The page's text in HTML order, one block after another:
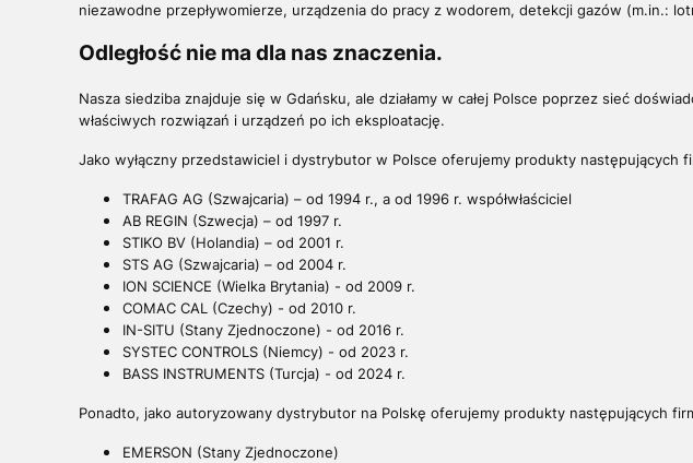
niezawodne przepływomierze, urządzenia do pracy z wodorem, detekcji gazów (m.in.:
Odległość nie ma dla nas znaczenia.
Nasza siedziba znajduje się w Gdańsku, ale działamy w całej Polsce poprzez sieć
właściwych rozwiązań i urządzeń po ich eksploatację.
Jako wyłączny przedstawiciel i dystrybutor w Polsce oferujemy produkty następujących
TRAFAG AG (Szwajcaria) – od 1994 r., a od 1996 r. współwłaściciel
AB REGIN (Szwecja) – od 1997 r.
STIKO BV (Holandia) – od 2001 r.
STS AG (Szwajcaria) – od 2004 r.
ION SCIENCE (Wielka Brytania) - od 2009 r.
COMAC CAL (Czechy) - od 2010 r.
IN-SITU (Stany Zjednoczone) - od 2016 r.
SYSTEC CONTROLS (Niemcy) - od 2023 r.
BASS INSTRUMENTS (Turcja) - od 2024 r.
Ponadto, jako autoryzowany dystrybutor na Polskę oferujemy produkty następujących
EMERSON (Stany Zjednoczone)